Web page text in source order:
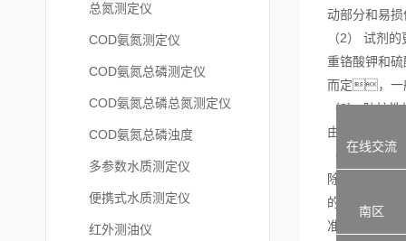
总氮测定仪
COD氨氮测定仪
COD氨氮总磷测定仪
COD氨氮总磷总氮测定仪
COD氨氮总磷浊度
多参数水质测定仪
便携式水质测定仪
红外测油仪
动部分和易
（2） 试剂的
重铬酸钾和
而定，一
（3） 防护性
由于蠕动泵
（4） 日常校
除程序设定
的蒸馏水作
准。
在线交流
南区